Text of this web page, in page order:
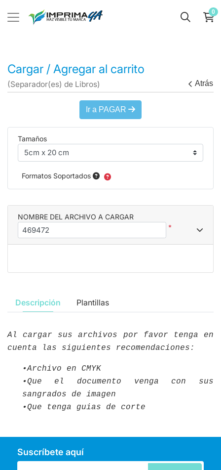
0
Cargar / Agregar al carrito
(Separador(es) de Libros) Atrás
Descripción Plantillas
Al cargar sus archivos por favor tenga en
cuenta las siguientes recomendaciones:
•Archivo en CMYK
•Que el documento venga con sus
sangrados de imagen
•Que tenga guias de corte
Ir a PAGAR
Tamaños
Formatos Soportados
NOMBRE DEL ARCHIVO A CARGAR
*
Suscríbete aquí